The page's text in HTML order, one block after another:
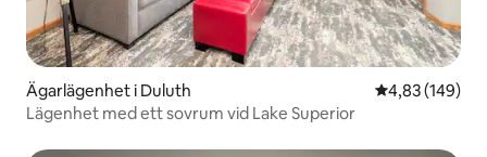
Ägarlägenhet i Duluth 4,83 av 5 i
4,83 (149)
Lägenhet med ett sovrum vid Lake Superior